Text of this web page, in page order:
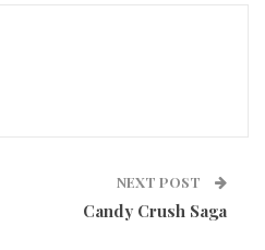
NEXT POST
Candy Crush Saga